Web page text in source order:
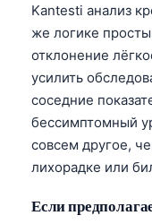
Kantesti анализ
же логике
отклонение
усилить
соседние
бессимптомный
совсем другое,
лихорадке или
Если
Bahasa
Íslenska
Српски језик
Bosanski